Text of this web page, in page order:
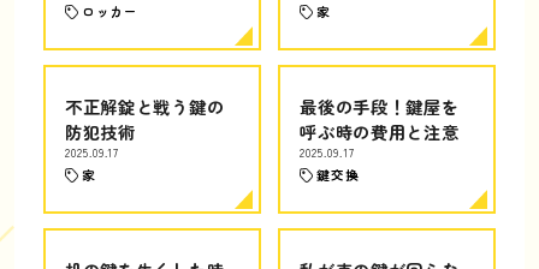
ロッカー 家
不正解錠と戦う鍵の
防犯技術
2025.09.17
家
最後の手段！鍵屋を
呼ぶ時の費用と注意
2025.09.17
鍵交換